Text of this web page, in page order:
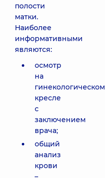
полости
матки.
Наиболее
информативными
являются:
осмотр
на
гинекологическом
кресле
с
заключением
врача;
общий
анализ
крови